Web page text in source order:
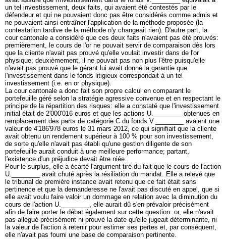
un tel investissement, deux faits, qui avaient été contestés par le
défendeur et qui ne pouvaient donc pas être considérés comme admis et
ne pouvaient ainsi entraîner l'application de la méthode proposée (la
contestation tardive de la méthode n'y changeait rien). D'autre part, la
cour cantonale a considéré que ces deux faits n'avaient pas été prouvés:
premièrement, le cours de l'or ne pouvait servir de comparaison dès lors
que la cliente n'avait pas prouvé qu'elle voulait investir dans de l'or
physique; deuxièmement, il ne pouvait pas non plus l'être puisqu'elle
n'avait pas prouvé que le gérant lui avait donné la garantie que
l'investissement dans le fonds litigieux correspondait à un tel
investissement (i.e. en or physique).
La cour cantonale a donc fait son propre calcul en comparant le
portefeuille géré selon la stratégie agressive convenue et en respectant le
principe de la répartition des risques: elle a constaté que l'investissement
initial était de 2'000'016 euros et que les actions U.________ obtenues en
remplacement des parts de catégorie C du fonds V.________ avaient une
valeur de 4'186'978 euros le 31 mars 2012, ce qui signifiait que la cliente
avait obtenu un rendement supérieur à 100 % pour son investissement,
de sorte qu'elle n'avait pas établi qu'une gestion diligente de son
portefeuille aurait conduit à une meilleure performance; partant,
l'existence d'un préjudice devait être niée.
Pour le surplus, elle a écarté l'argument tiré du fait que le cours de l'action
U.________ avait chuté après la résiliation du mandat. Elle a relevé que
le tribunal de première instance avait retenu que ce fait était sans
pertinence et que la demanderesse ne l'avait pas discuté en appel, que si
elle avait voulu faire valoir un dommage en relation avec la diminution du
cours de l'action U.________, elle aurait dû s'en prévaloir précisément
afin de faire porter le débat également sur cette question: or, elle n'avait
pas allégué précisément ni prouvé la date qu'elle jugeait déterminante, ni
la valeur de l'action à retenir pour estimer ses pertes et, par conséquent,
elle n'avait pas fourni une base de comparaison pertinente.